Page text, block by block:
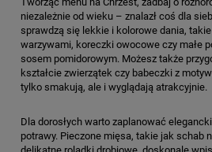
niezależnie od wieku – znalazł coś dla
sprawdzą się lekkie i kolorowe dania,
warzywami, koreczki owocowe czy małe
sosem pomidorowym. Możesz także
kształcie zwierzątek czy babeczki z
tylko smakują, ale i wyglądają atrakcyjnie.
Dla dorosłych warto zaplanować
potrawy. Pieczone mięsa, takie jak schab